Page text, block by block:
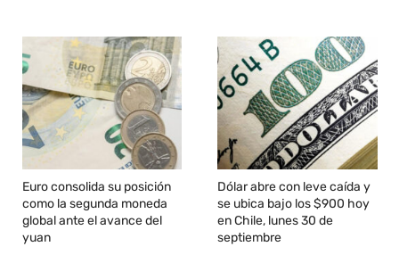
Euro consolida su posición
como la segunda moneda
global ante el avance del
yuan
Dólar abre con leve caída y
se ubica bajo los $900 hoy
en Chile, lunes 30 de
septiembre